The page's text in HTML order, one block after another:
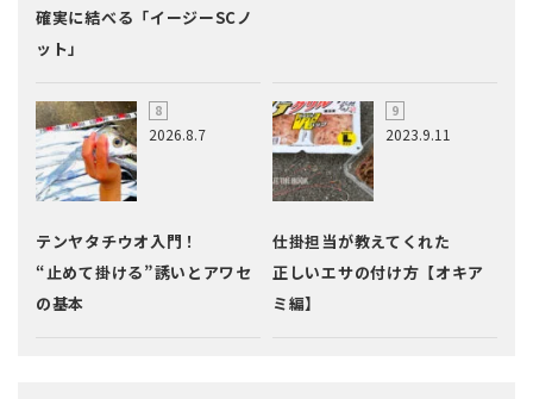
確実に結べる「イージーSCノ
ット」
2026.8.7
テンヤタチウオ入門！
“止めて掛ける”誘いとアワセ
の基本
2023.9.11
仕掛担当が教えてくれた
正しいエサの付け方【オキア
ミ編】